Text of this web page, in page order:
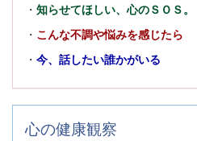
・ 知らせてほしい、心のＳＯＳ。
・ こんな不調や悩みを感じたら
・ 今、話したい誰かがいる
心の健康観察